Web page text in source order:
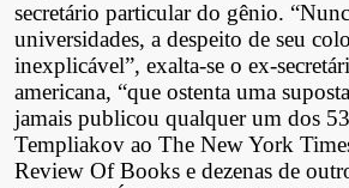
secretário particular do gênio.
universidades, a despeito de seu
inexplicável”, exalta-se o ex-
americana, “que ostenta uma
jamais publicou qualquer um dos
Templiakov ao The New York
Review Of Books e dezenas de